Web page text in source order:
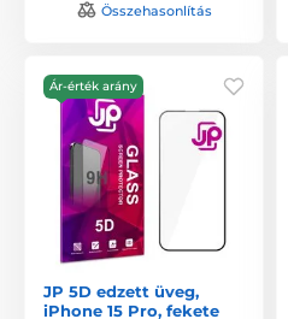
Összehasonlítás
Ár-érték arány
JP 5D edzett üveg,
iPhone 15 Pro, fekete